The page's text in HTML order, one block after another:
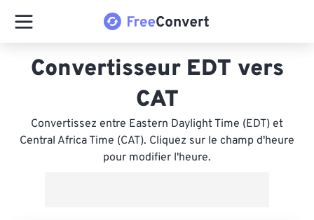
Convertisseur EDT vers
CAT
Convertissez entre Eastern Daylight Time (EDT) et
Central Africa Time (CAT). Cliquez sur le champ d'heure
pour modifier l'heure.